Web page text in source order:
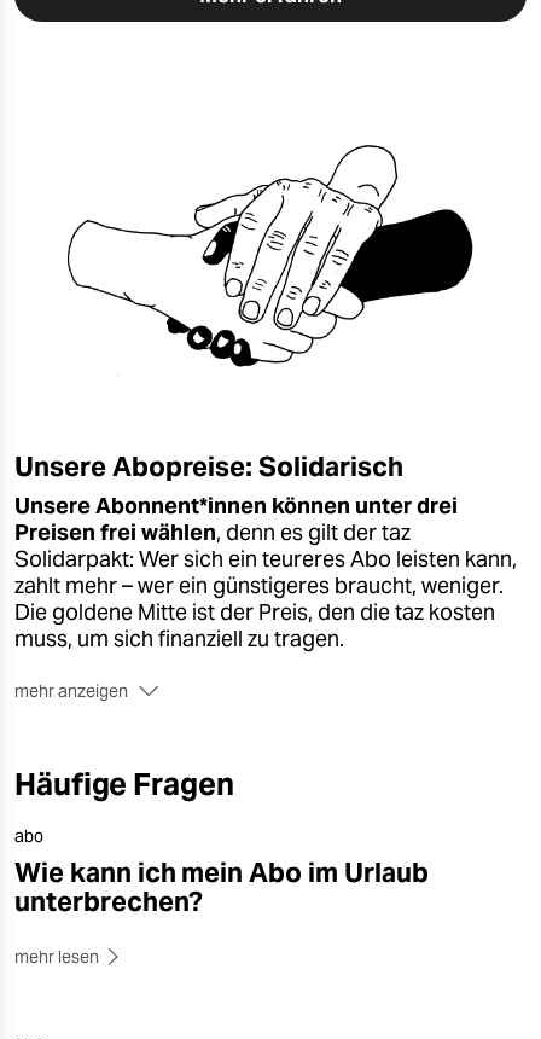
Unsere Abopreise: Solidarisch
Unsere Abonnent*innen können unter drei
Preisen frei wählen, denn es gilt der taz
Solidarpakt: Wer sich ein teureres Abo leisten kann,
zahlt mehr – wer ein günstigeres braucht, weniger.
Die goldene Mitte ist der Preis, den die taz kosten
muss, um sich finanziell zu tragen.
mehr anzeigen
können– das war unser Ansatz bei der Erfindung
des Solidarpakts. Manchen macht ein höherer
Abopreis nichts aus, sie können mehr zahlen und
unterstützen damit die Menschen mit weniger Geld.
Ein Prinzip, das bei uns seit über 30 Jahren
Hälfte der Abonnent:innen zahlt den regulären Preis
Häufige Fragen
abo
Wie kann ich mein Abo im Urlaub
unterbrechen?
mehr lesen